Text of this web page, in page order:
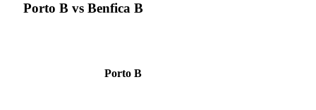
Porto B vs Benfica B
Porto B